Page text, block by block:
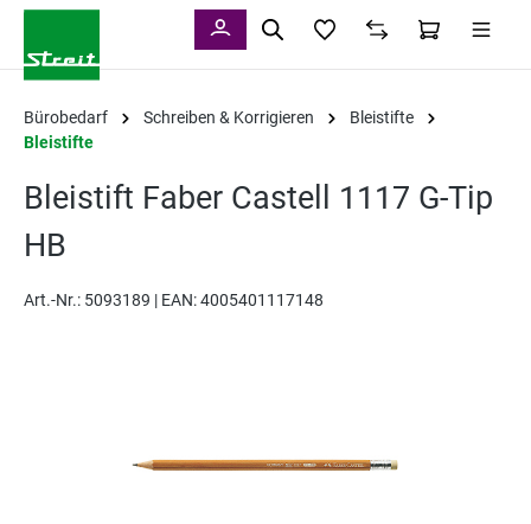
Bürobedarf Schreiben & Korrigieren
Bleistifte
Bleistifte
Bleistift Faber Castell 1117 G-Tip
HB
Art.-Nr.: 5093189 | EAN: 4005401117148